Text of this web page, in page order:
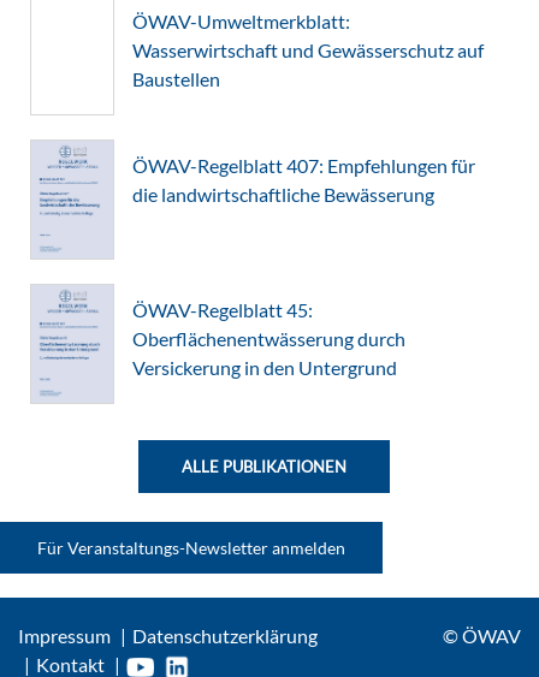
ÖWAV-Umweltmerkblatt:
Wasserwirtschaft und Gewässerschutz auf
Baustellen
ÖWAV-Regelblatt 407: Empfehlungen für
die landwirtschaftliche Bewässerung
ÖWAV-Regelblatt 45:
Oberflächenentwässerung durch
Versickerung in den Untergrund
ALLE PUBLIKATIONEN
Für Veranstaltungs-Newsletter anmelden
Impressum
Datenschutzerklärung
Kontakt
© ÖWAV